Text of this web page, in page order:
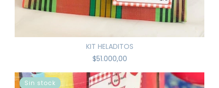
KIT HELADITOS
$51.000,00
Sin stock